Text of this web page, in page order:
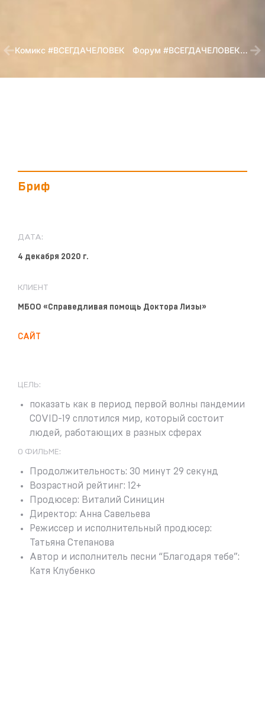
Комикс #ВСЕГДАЧЕЛОВЕК Форум #ВСЕГДАЧЕЛОВЕК: время объединяться
ДАТА:
4 декабря 2020 г.
КЛИЕНТ
МБОО «Справедливая помощь Доктора Лизы»
САЙТ
ЦЕЛЬ:
показать как в период первой волны пандемии
COVID-19 сплотился мир, который состоит
людей, работающих в разных сферах
О ФИЛЬМЕ:
Продолжительность: 30 минут 29 секунд
Возрастной рейтинг: 12+
Продюсер: Виталий Синицин
Директор: Анна Савельева
Режиссер и исполнительный продюсер:
Татьяна Степанова
Автор и исполнитель песни “Благодаря тебе”:
Катя Клубенко
Бриф